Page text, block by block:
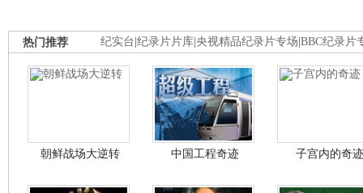
纪实台 纪录片片库 央视精品纪录片专场 BBC纪录片
热门推荐
朝鲜战场大逆转 中国工程奇迹 子宫内的奇迹